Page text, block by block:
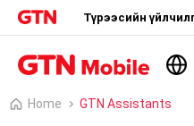
Түрээсийн
Home GTN Assistants